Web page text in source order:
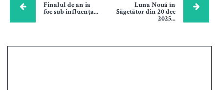
Finalul de an ia
foc sub influența...
Luna Nouă în
Săgetător din 20 dec
2025...